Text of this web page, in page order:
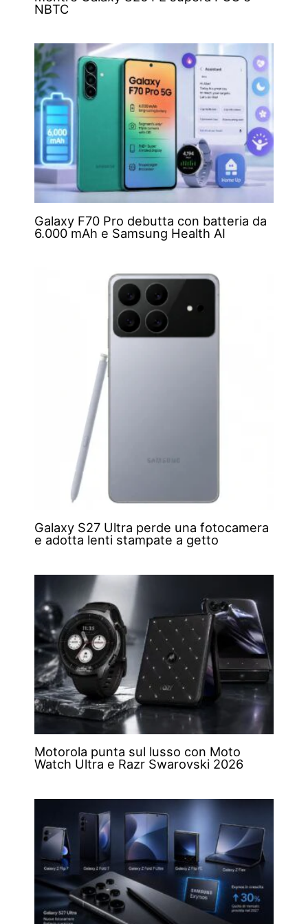
NBTC
Galaxy F70 Pro debutta con batteria da
6.000 mAh e Samsung Health AI
Galaxy S27 Ultra perde una fotocamera
e adotta lenti stampate a getto
Motorola punta sul lusso con Moto
Watch Ultra e Razr Swarovski 2026